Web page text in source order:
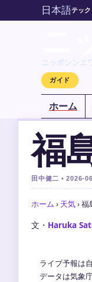
日本語テック
ニッポンンエ
ガイド
ホーム
福
田中健二 • 2026-
ホーム › 天気›福
文・ Haruka
ライブ予報は
データは気象